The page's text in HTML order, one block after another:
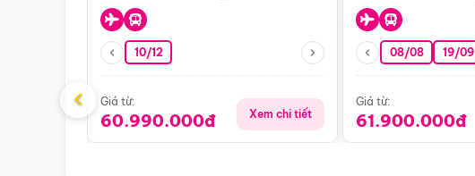
10/12
Giá từ:
60.990.000đ Xem chi tiết
08/08 19/09
Giá từ:
61.900.000đ
‹